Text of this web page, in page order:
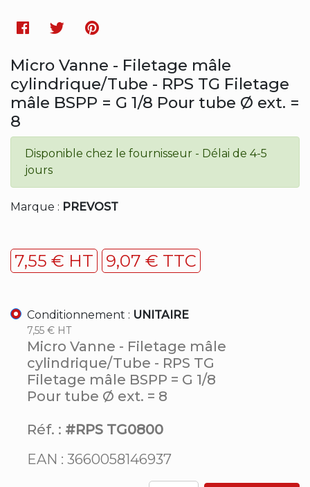
Facebook
TwitterPinterest
Micro Vanne - Filetage mâle
cylindrique/Tube - RPS TG Filetage
mâle BSPP = G 1/8 Pour tube Ø ext. =
8
Disponible chez le fournisseur - Délai de 4-5
jours
Marque : PREVOST
7,55 € HT 9,07 € TTC
Conditionnement : UNITAIRE
7,55 € HT
Micro Vanne - Filetage mâle
cylindrique/Tube - RPS TG
Filetage mâle BSPP = G 1/8
Pour tube Ø ext. = 8
Réf. : #RPS TG0800
EAN : 3660058146937